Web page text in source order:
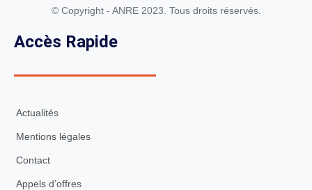
© Copyright - ANRE 2023. Tous droits réservés.
Accès Rapide
Actualités
Mentions légales
Contact
Appels d’offres